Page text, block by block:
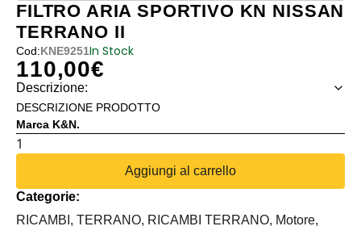
FILTRO ARIA SPORTIVO KN NISSAN
TERRANO II
Cod:KNE9251In Stock
110,00€
Descrizione:
DESCRIZIONE PRODOTTO
Marca K&N.
FILTRO
KN
NISSAN
Aggiungi al carrello
Categorie:
RICAMBI, TERRANO, RICAMBI TERRANO, Motore,